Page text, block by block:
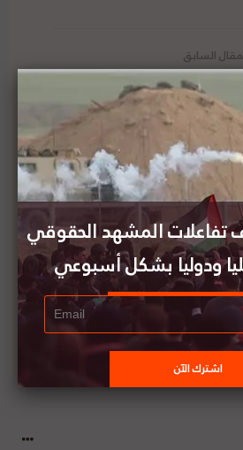
تدين سماح سلطات الاحتلال
المسيرة التصعيدية في
القدس
المتحدة يطالب بجعل
الإسرائيلي مُكلفاً لإنهائه
تفاعلات المشهد الحقوقي
ودوليا بشكل أسبوعي